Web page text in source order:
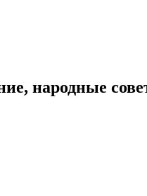
народные